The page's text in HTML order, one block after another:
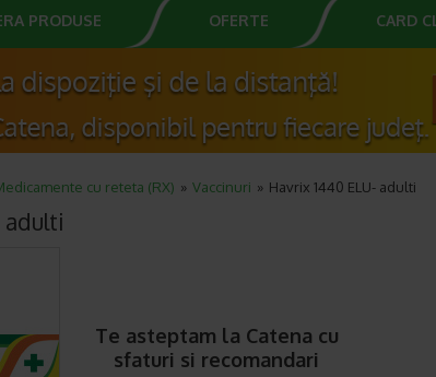
PRODUSE OFERTE CARD
cu reteta (RX) Vaccinuri Havrix 1440 ELU- adulti
adulti
Te asteptam la Catena cu
sfaturi si recomandari